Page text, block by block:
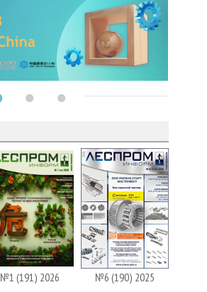
№1 (191) 2026 №6 (190) 2025